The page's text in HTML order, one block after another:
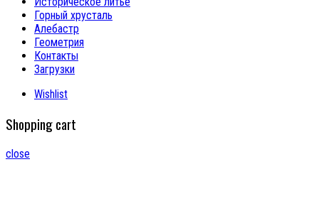
Горный хрусталь
Алебастр
Геометрия
Контакты
Загрузки
Wishlist
Shopping cart
close